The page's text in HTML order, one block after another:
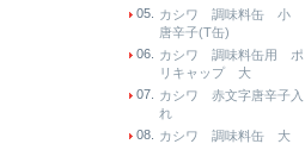
05.
カシワ 調味料缶 小
唐辛子(T缶)
06.
カシワ 調味料缶用 ポ
リキャップ 大
07.
カシワ 赤文字唐辛子入
れ
08.
カシワ 調味料缶 大